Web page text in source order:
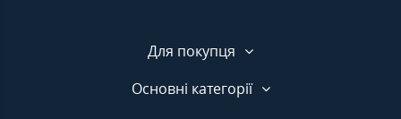
Для покупця
Основні категорії